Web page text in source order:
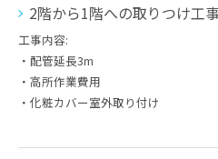
2階から1階への取りつけ工
工事内容:
・配管延長3m
・高所作業費用
・化粧カバー室外取り付け